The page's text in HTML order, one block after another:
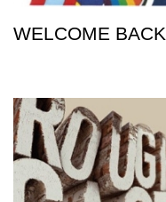
WELCOME BACK